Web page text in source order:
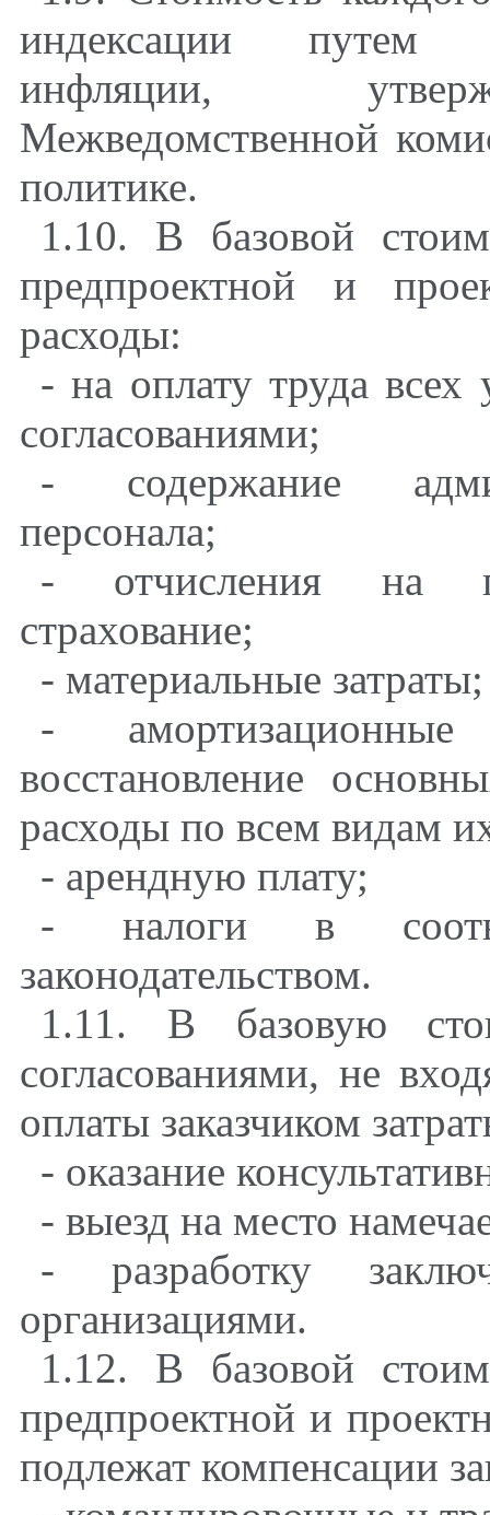
индексации путем
инфляции,
Межведомственной
политике.
1.10. В базовой
предпроектной и
расходы:
- на оплату труда всех
согласованиями;
- содержание
персонала;
- отчисления на
страхование;
- материальные затраты;
-
восстановление
расходы по всем видам
- арендную плату;
- налоги в
законодательством.
1.11. В базовую
согласованиями, не
оплаты заказчиком
- оказание
- выезд на место
- разработку
организациями.
1.12. В базовой
предпроектной и
подлежат компенсации